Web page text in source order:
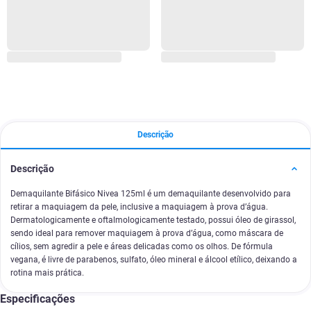
Descrição
Descrição
Demaquilante Bifásico Nivea 125ml é um demaquilante desenvolvido para
retirar a maquiagem da pele, inclusive a maquiagem à prova d’água.
Dermatologicamente e oftalmologicamente testado, possui óleo de girassol,
sendo ideal para remover maquiagem à prova d’água, como máscara de
cílios, sem agredir a pele e áreas delicadas como os olhos. De fórmula
vegana, é livre de parabenos, sulfato, óleo mineral e álcool etílico, deixando a
rotina mais prática.
Especificações